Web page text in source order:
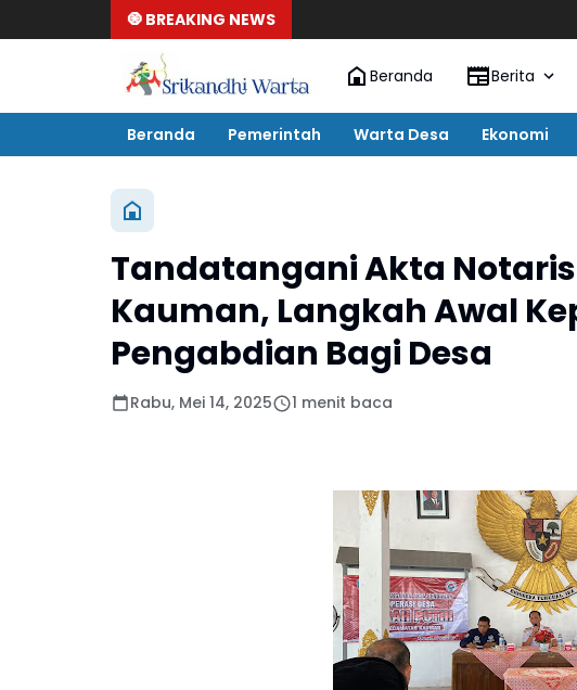
🧿 BREAKING NEWS
Beranda Berita
Beranda Pemerintah Warta Desa Ekonomi
Tandatangani Akta
Kauman, Langkah Awal
Pengabdian Bagi Desa
Rabu, Mei 14, 2025 1 menit baca